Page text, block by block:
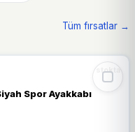
Tüm fırsatlar →
stokta
Spor Ayakkabı